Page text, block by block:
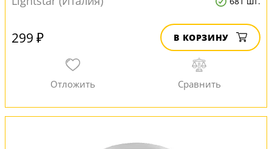
299 ₽ В КОРЗИНУ